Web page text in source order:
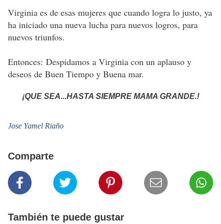
Virginia es de esas mujeres que cuando logra lo justo, ya
ha iniciado una nueva lucha para nuevos logros, para
nuevos triunfos.
Entonces: Despidamos a Virginia con un aplauso y
deseos de Buen Tiempo y Buena mar.
¡QUE SEA...HASTA SIEMPRE MAMA GRANDE.!
Jose Yamel Riaño
Comparte
También te puede gustar